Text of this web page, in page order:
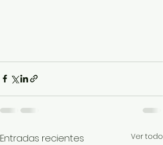
Entradas recientes Ver todo